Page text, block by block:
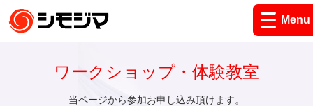
Menu
ワークショップ・体験教室
当ページから参加お申し込み頂けます。